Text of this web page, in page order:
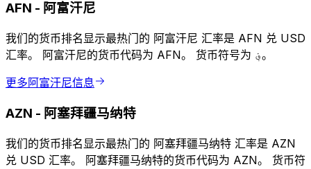
AFN - 阿富汗尼
我们的货币排名显示最热门的 阿富汗尼 汇率是 AFN 兑 USD
汇率。 阿富汗尼的货币代码为 AFN。 货币符号为 ؋。
更多阿富汗尼信息
AZN - 阿塞拜疆马纳特
我们的货币排名显示最热门的 阿塞拜疆马纳特 汇率是 AZN
兑 USD 汇率。 阿塞拜疆马纳特的货币代码为 AZN。 货币符